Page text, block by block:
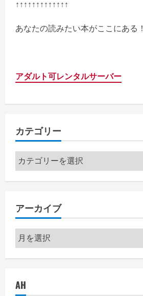
↑↑↑↑↑↑↑↑↑↑↑↑↑
あなたの読みたい本がここにある！
アダルト可レンタルサーバー
カテゴリー
カ
テ
ゴ
ー
アーカイブ
ア
ー
カ
ブ
AH